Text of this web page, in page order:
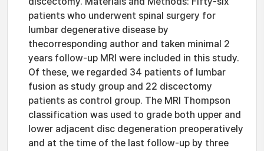
patients who underwent spinal surgery for
lumbar degenerative disease by
thecorresponding author and taken minimal 2
years follow-up MRI were included in this study.
Of these, we regarded 34 patients of lumbar
fusion as study group and 22 discectomy
patients as control group. The MRI Thompson
classification was used to grade both upper and
lower adjacent disc degeneration preoperatively
and at the time of the last follow-up by three